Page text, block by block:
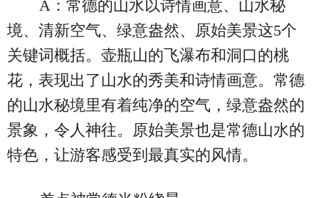
A：常德的山水以诗情画意、山水秘
境、清新空气、绿意盎然、原始美景这5个
关键词概括。壶瓶山的飞瀑布和洞口的桃
花，表现出了山水的秀美和诗情画意。常德
的山水秘境里有着纯净的空气，绿意盎然的
景象，令人神往。原始美景也是常德山水的
特色，让游客感受到最真实的风情。